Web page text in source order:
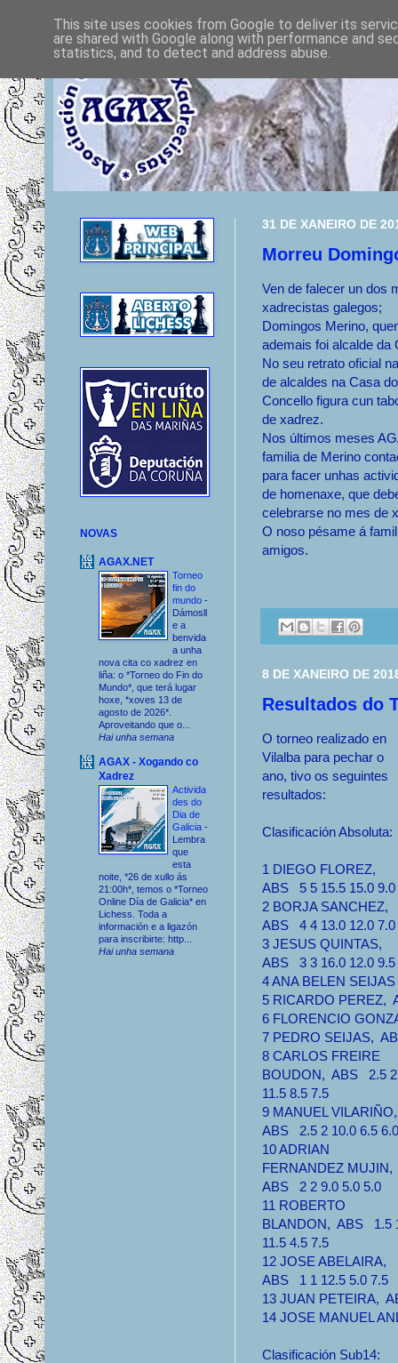
31 DE XANEIRO DE
Morreu
Ven de falecer un dos
xadrecistas galegos;
Domingos Merino,
ademais foi alcalde da
No seu retrato oficial
de alcaldes na Casa do
Concello figura cun
de xadrez.
Nos últimos meses
familia de Merino
para facer unhas
de homenaxe, que
celebrarse no mes de
O noso pésame á
amigos.
8 DE XANEIRO DE
Resultados do
O torneo realizado en
Vilalba para pechar o
ano, tivo os seguintes
resultados:
Clasificación Absoluta:
1 DIEGO FLOREZ,
ABS 5 5 15.5 15.0 9.0
2 BORJA SANCHEZ,
ABS 4 4 13.0 12.0 7.0
3 JESUS QUINTAS,
ABS 3 3 16.0 12.0 9.5
4 ANA BELEN
5 RICARDO PEREZ,
6 FLORENCIO
7 PEDRO SEIJAS,
8 CARLOS FREIRE
BOUDON, ABS 2.5 2
11.5 8.5 7.5
9 MANUEL
ABS 2.5 2 10.0 6.5 6.0
10 ADRIAN
FERNANDEZ MUJIN,
ABS 2 2 9.0 5.0 5.0
11 ROBERTO
BLANDON, ABS 1.5
11.5 4.5 7.5
12 JOSE ABELAIRA,
ABS 1 1 12.5 5.0 7.5
13 JUAN PETEIRA,
14 JOSE MANUEL
Clasificación Sub14:
NOVAS
AGAX.NET
Torneo
fin do
mundo -
Dámosll
e a
benvida
a unha
nova cita co xadrez en
liña: o *Torneo do Fin do
Mundo*, que terá lugar
hoxe, *xoves 13 de
agosto de 2026*.
Aproveitando que o...
Hai unha semana
AGAX - Xogando co
Xadrez
Activida
des do
Dia de
Galicia -
Lembra
que
esta
noite, *26 de xullo ás
21:00h*, temos o *Torneo
Online Día de Galicia* en
Lichess. Toda a
información e a ligazón
para inscribirte: http...
Hai unha semana
This site uses cookies from Google to deliver its
are shared with Google along with performance and
statistics, and to detect and address abuse.